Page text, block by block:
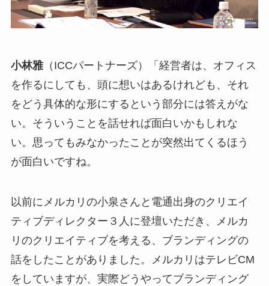
小林雅（ICCパートナーズ）「経営者は、オフィス
を作るにしても、頭に想いはあるけれども、それ
をどう具体的な形にするという部分には答えがな
い。そういうことを話せれば面白いかもしれな
い。思ってもみなかったことが突然出てくるほう
が面白いですね。
以前にメルカリの小泉さんと電通出身のクリエイ
ティブディレクター３人に登壇いただき、メルカ
リのクリエイティブを考える、ブランディングの
話をしたことがありました。メルカリはテレビCM
をしていますが、実際どうやってブランディング